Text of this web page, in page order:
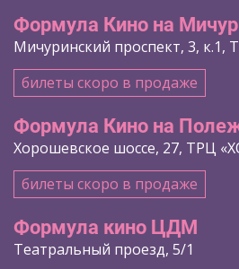
Формула Кино на
Мичуринский проспект, 3, к.1,
билеты скоро в продаже
Формула Кино на
Хорошевское шоссе, 27, ТРЦ
билеты скоро в продаже
Формула кино ЦДМ
Театральный проезд, 5/1